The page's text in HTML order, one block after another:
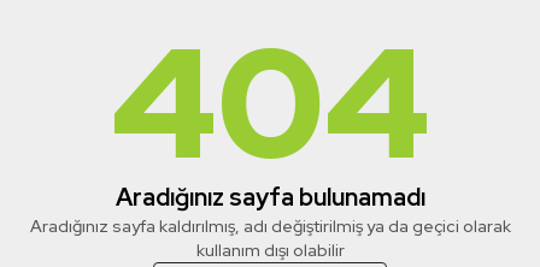
404
Aradığınız sayfa bulunamadı
Aradığınız sayfa kaldırılmış, adı değiştirilmiş ya da geçici olarak
kullanım dışı olabilir